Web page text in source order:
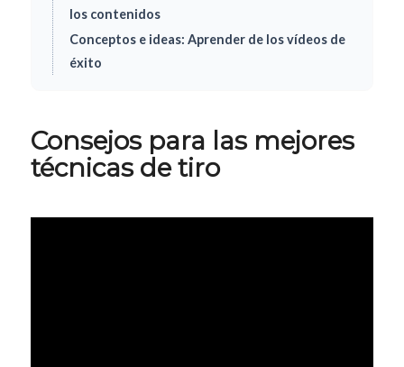
los contenidos
Conceptos e ideas: Aprender de los vídeos de
éxito
Consejos para las mejores
técnicas de tiro